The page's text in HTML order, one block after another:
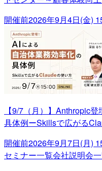
開催前2026年9月4日(金)
【9/7（月）】Anthropic
具体例ーSkillsで広がる
開催前2026年9月7日(月)
セミナー一覧会社説明会